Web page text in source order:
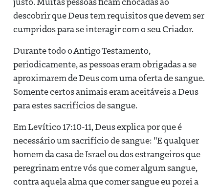
descobrir que Deus tem requisitos que devem ser
cumpridos para se interagir com o seu Criador.
Durante todo o Antigo Testamento,
periodicamente, as pessoas eram obrigadas a se
aproximarem de Deus com uma oferta de sangue.
Somente certos animais eram aceitáveis ​​a Deus
para estes sacrifícios de sangue.
Em Levítico 17:10-11, Deus explica por que é
necessário um sacrifício de sangue: "E qualquer
homem da casa de Israel ou dos estrangeiros que
peregrinam entre vós que comer algum sangue,
contra aquela alma que comer sangue eu porei a